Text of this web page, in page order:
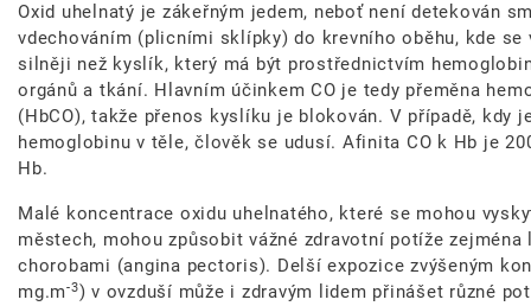
Oxid uhelnatý je zákeřným jedem, neboť není detekován
vdechováním (plicními sklípky) do krevního oběhu, kde se
silněji než kyslík, který má být prostřednictvím
orgánů a tkání. Hlavním účinkem CO je tedy přeměna
(HbCO), takže přenos kyslíku je blokován. V případě, kdy
hemoglobinu v těle, člověk se udusí. Afinita CO k Hb je
Hb.
Malé koncentrace oxidu uhelnatého, které se mohou
městech, mohou způsobit vážné zdravotní potíže
chorobami (angina pectoris). Delší expozice zvýšeným
mg.m-3) v ovzduší může i zdravým lidem přinášet různé